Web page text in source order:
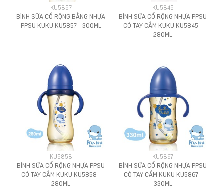
KU5857
BÌNH SỮA CỔ RỘNG BẰNG NHỰA
PPSU KUKU KU5857 - 300ML
KU5845
BÌNH SỮA CỔ RỘNG NHỰA PPSU
CÓ TAY CẦM KUKU KU5845 -
280ML
KU5858
BÌNH SỮA CỔ RỘNG NHỰA PPSU
CÓ TAY CẦM KUKU KU5858 -
280ML
KU5867
BÌNH SỮA CỔ RỘNG NHỰA PPSU
CÓ TAY CẦM KUKU KU5867 -
330ML